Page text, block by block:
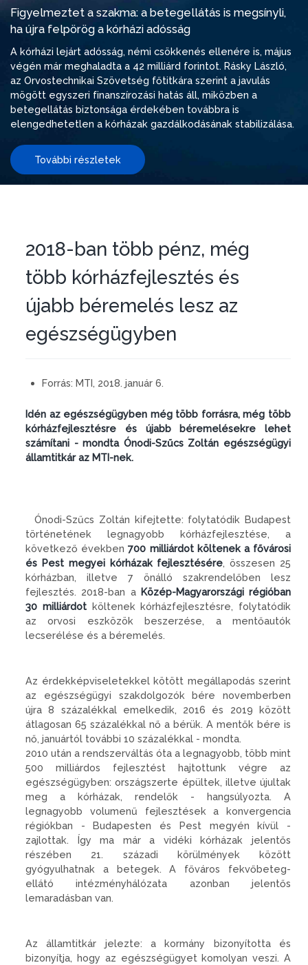
Figyelmeztet a szakma: a betegellátás is megsínyli,
ha újra felpörög a kórházi adósság
A kórházi lejárt adósság, némi csökkenés ellenére is, május
végén már meghaladta a 42 milliárd forintot. Rásky László,
az Orvostechnikai Szövetség főtitkára szerint a javulás
mögött egyszeri finanszírozási hatás áll, miközben a
betegellátás biztonsága érdekében továbbra is
elengedhetetlen a kórházak gazdálkodásának stabilizálása.
További részletek
2018-ban több pénz, még
több kórházfejlesztés és
újabb béremelés lesz az
egészségügyben
Forrás: MTI, 2018. január 6.
Idén az egészségügyben még több forrásra, még több
kórházfejlesztésre és újabb béremelésekre lehet
számítani - mondta Ónodi-Szűcs Zoltán egészségügyi
államtitkár az MTI-nek.
Ónodi-Szűcs Zoltán kifejtette: folytatódik Budapest
történetének legnagyobb kórházfejlesztése, a
következő években700 milliárdot költenek a fővárosi
és Pest megyei kórházak fejlesztésére, összesen 25
kórházban, illetve 7 önálló szakrendelőben lesz
fejlesztés. 2018-ban a Közép-Magyarországi régióban
30 milliárdotköltenek kórházfejlesztésre, folytatódik
az orvosi eszközök beszerzése, a mentőautók
lecserélése és a béremelés.
Az érdekképviseletekkel kötött megállapodás szerint
az egészségügyi szakdolgozók bére novemberben
újra 8 százalékkal emelkedik, 2016 és 2019 között
átlagosan 65 százalékkal nő a bérük. A mentők bére is
nő, januártól további 10 százalékkal - mondta.
2010 után a rendszerváltás óta a legnagyobb, több mint
500 milliárdos fejlesztést hajtottunk végre az
egészségügyben: országszerte épültek, illetve újultak
meg a kórházak, rendelők - hangsúlyozta. A
legnagyobb volumenű fejlesztések a konvergencia
régiókban - Budapesten és Pest megyén kívül -
zajlottak. Így ma már a vidéki kórházak jelentős
részében 21. századi körülmények között
gyógyulhatnak a betegek. A főváros fekvőbeteg-
ellátó intézményhálózata azonban jelentős
lemaradásban van.
Az államtitkár jelezte: a kormány bizonyította és
bizonyítja, hogy az egészségügyet komolyan veszi. A